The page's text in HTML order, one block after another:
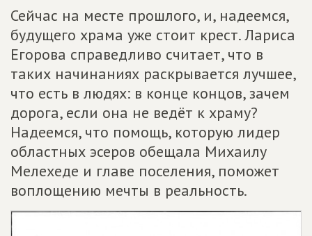
Сейчас на месте прошлого, и, надеемся,
будущего храма уже стоит крест. Лариса
Егорова справедливо считает, что в
таких начинаниях раскрывается лучшее,
что есть в людях: в конце концов, зачем
дорога, если она не ведёт к храму?
Надеемся, что помощь, которую лидер
областных эсеров обещала Михаилу
Мелехеде и главе поселения, поможет
воплощению мечты в реальность.